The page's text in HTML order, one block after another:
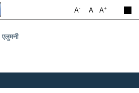
A+
A
A-
एलुमनी